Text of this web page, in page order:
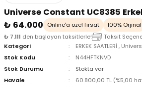
Universe Constant UC8385
₺ 64.000
Online'a özel fırsat 100% Orjinal
₺ 7.111 den başlayan taksitlerle!
Taksit
Kategori
ERKEK SAATLERİ ,
Stok Kodu
N44HFTKNVD
Stok Durumu
Stokta var
Havale
60.800,00 TL (%5,00